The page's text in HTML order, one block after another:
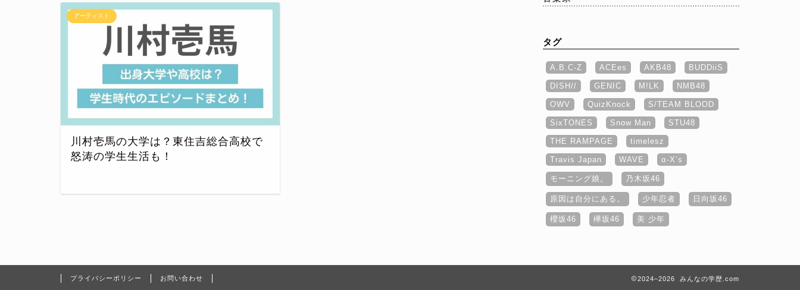
アーティスト
川村壱馬の大学は？東住吉総合高校で
怒涛の学生生活も！
タグ
A.B.C-Z ACEes AKB48 BUDDiiS
DISH// GENIC M!LK NMB48
OWV QuizKnock S/TEAM BLOOD
SixTONES Snow Man STU48
THE RAMPAGE timelesz
Travis Japan WAVE α‐X’s
モーニング娘。 乃木坂46
原因は自分にある。 少年忍者 日向坂46
櫻坂46 欅坂46 美 少年
プライバシーポリシー お問い合わせ 2024–2026 みんなの学歴.com